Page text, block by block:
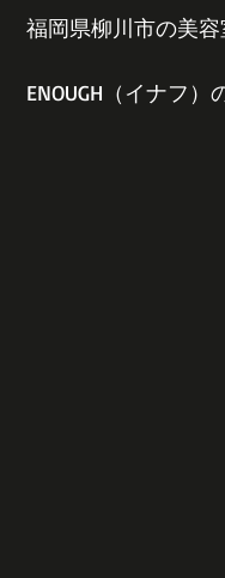
福岡県柳川市の美容
ENOUGH（イナフ）